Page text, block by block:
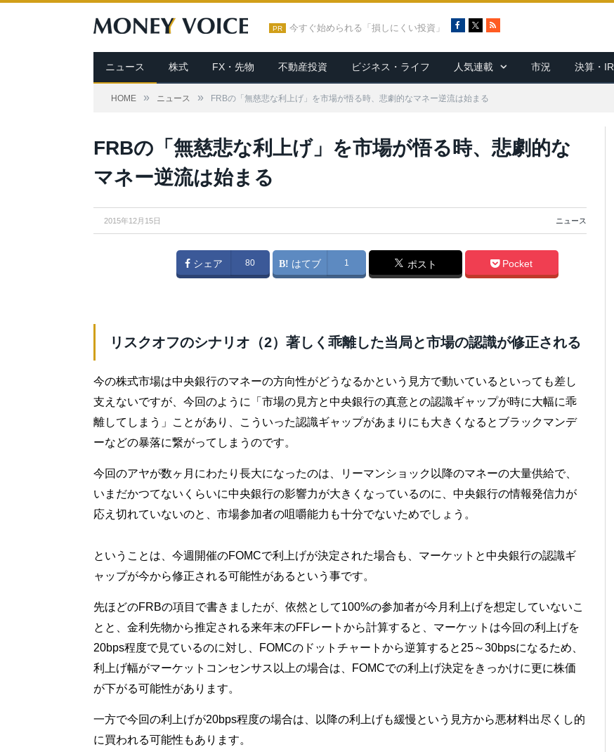
PR 今すぐ始められる「損しにくい投資」
c
e
b
o
R
S
ニュース 株式 FX・先物 不動産投資 ビジネス・ライフ 人気連載 市況 決算・IR
HOME » ニュース » FRBの「無慈悲な利上げ」を市場が悟る時、悲劇的なマネー逆流は始まる
FRBの「無慈悲な利上げ」を市場が悟る時、悲劇的な
マネー逆流は始まる
2015年12月15日 ニュース
シェア 80 はてブ 1 ポスト Pocket
リスクオフのシナリオ（2）著しく乖離した当局と市場の認識が修正される
今の株式市場は中央銀行のマネーの方向性がどうなるかという見方で動いているといっても差し
支えないですが、今回のように「市場の見方と中央銀行の真意との認識ギャップが時に大幅に乖
離してしまう」ことがあり、こういった認識ギャップがあまりにも大きくなるとブラックマンデ
ーなどの暴落に繋がってしまうのです。
今回のアヤが数ヶ月にわたり長大になったのは、リーマンショック以降のマネーの大量供給で、
いまだかつてないくらいに中央銀行の影響力が大きくなっているのに、中央銀行の情報発信力が
応え切れていないのと、市場参加者の咀嚼能力も十分でないためでしょう。
ということは、今週開催のFOMCで利上げが決定された場合も、マーケットと中央銀行の認識ギ
ャップが今から修正される可能性があるという事です。
先ほどのFRBの項目で書きましたが、依然として100%の参加者が今月利上げを想定していないこ
とと、金利先物から推定される来年末のFFレートから計算すると、マーケットは今回の利上げを
20bps程度で見ているのに対し、FOMCのドットチャートから逆算すると25～30bpsになるため、
利上げ幅がマーケットコンセンサス以上の場合は、FOMCでの利上げ決定をきっかけに更に株価
が下がる可能性があります。
一方で今回の利上げが20bps程度の場合は、以降の利上げも緩慢という見方から悪材料出尽くし的
に買われる可能性もあります。